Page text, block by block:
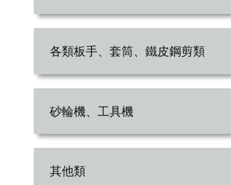
各類板手、套筒、鐵皮鋼剪類
砂輪機、工具機
其他類